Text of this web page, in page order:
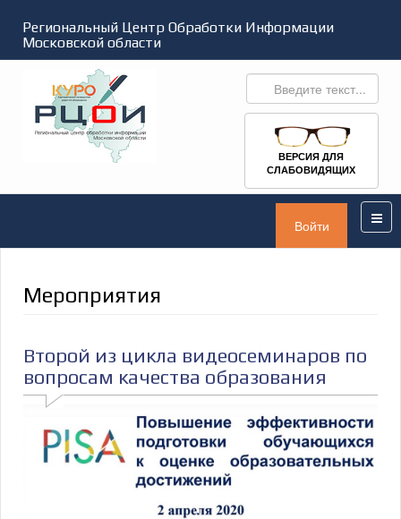
Региональный Центр Обработки Информации
Московской области
ВЕРСИЯ ДЛЯ
СЛАБОВИДЯЩИХ
Войти
Мероприятия
Второй из цикла видеосеминаров по
вопросам качества образования